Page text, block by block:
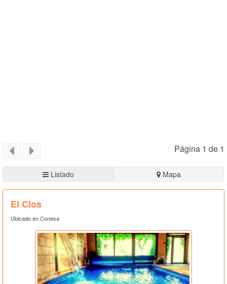
Página 1 de 1
Listado Mapa
El Clos
Ubicado en Conesa